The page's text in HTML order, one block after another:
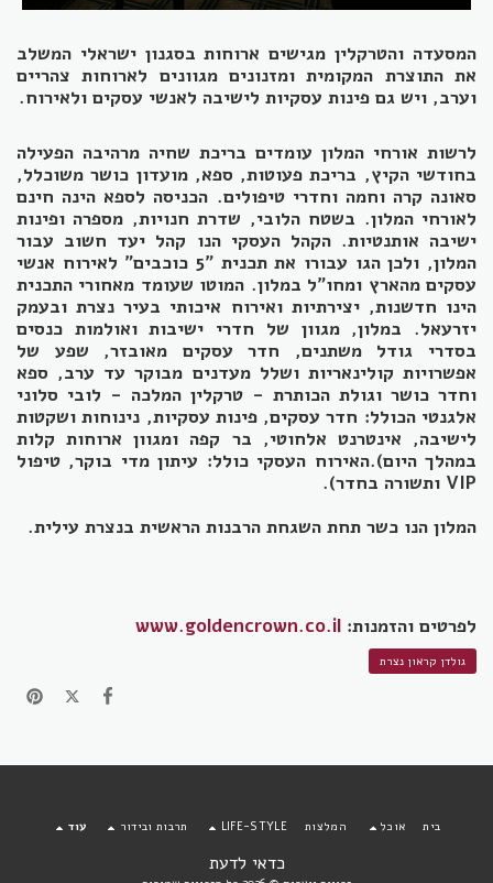
המסעדה והטרקלין מגישים ארוחות בסגנון ישראלי המשלב
את התוצרת המקומית ומזנונים מגוונים לארוחות צהריים
וערב, ויש גם פינות עסקיות לישיבה לאנשי עסקים ולאירוח.
לרשות אורחי המלון עומדים בריכת שחיה מרהיבה הפעילה
בחודשי הקיץ, בריכת פעוטות, ספא, מועדון כושר משוכלל,
סאונה קרה וחמה וחדרי טיפולים. הכניסה לספא הינה חינם
לאורחי המלון. בשטח הלובי, שדרת חנויות, מספרה ופינות
ישיבה אותנטיות. הקהל העסקי הנו קהל יעד חשוב עבור
המלון, ולכן הגו עבורו את תכנית "5 כוכבים" לאירוח אנשי
עסקים מהארץ ומחו"ל במלון. המוטו שעומד מאחורי התכנית
הינו חדשנות, יצירתיות ואירוח איכותי בעיר נצרת ובעמק
יזרעאל. במלון, מגוון של חדרי ישיבות ואולמות כנסים
בסדרי גודל משתנים, חדר עסקים מאובזר, שפע של
אפשרויות קולינאריות ושלל מעדנים מבוקר עד ערב, ספא
וחדר כושר וגולת הכותרת - טרקלין המלכה - לובי סלוני
אלגנטי הכולל: חדר עסקים, פינות עסקיות, נינוחות ושקטות
לישיבה, אינטרנט אלחוטי, בר קפה ומגוון ארוחות קלות
במהלך היום).האירוח העסקי כולל: עיתון מדי בוקר, טיפול
VIP ותשורה בחדר).
המלון הנו כשר תחת השגחת הרבנות הראשית בנצרת עילית.
לפרטים והזמנות: www.goldencrown.co.il
גולדן קראון נצרת
כדאי לדעת
בית אוכל המלצות LIFE-STYLE תרבות ובידור עוד